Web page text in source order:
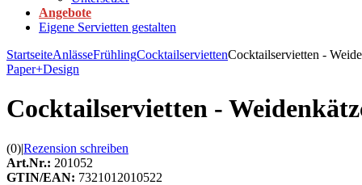
Angebote
Eigene Servietten gestalten
StartseiteAnlässeFrühlingCocktailserviettenCocktailservietten -
Paper+Design
Cocktailservietten -
(0)|Rezension schreiben
Art.Nr.: 201052
GTIN/EAN: 7321012010522